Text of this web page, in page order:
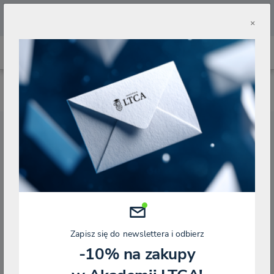
Masz już konto?
Zaloguj się
Adres email
×
Zapisz się do newslettera i odbierz
-10% na zakupy